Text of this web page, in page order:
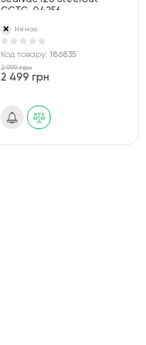
CCTC-04256
Немає
Код товару:186835
2 999 грн
2 499 грн